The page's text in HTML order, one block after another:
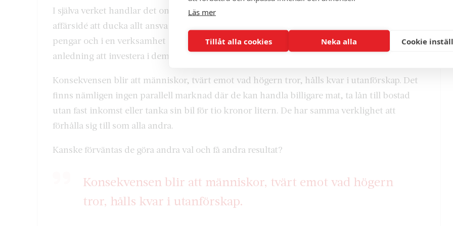
Läs mer
Tillåt alla cookies Neka alla Cookie
I själva verket handlar det om människor som arbetar för företag som gjort det till en
affärsidé att ducka allt ansvar som vanligtvis åligger en arbetsgivare. Ansvar kostar nämligen
pengar och i en verksamhet där varje arbetare ses som en slit- och slängvara så finns ingen
anledning att investera i dem.
Konsekvensen blir att människor, tvärt emot vad högern tror, hålls kvar i utanförskap. Det
finns nämligen ingen parallell marknad där de kan handla billigare mat, ta lån till bostad
utan fast inkomst eller tanka sin bil för tio kronor litern. De har samma verklighet att
förhålla sig till som alla andra.
Kanske förväntas de göra andra val och få andra resultat?
Konsekvensen blir att människor, tvärt emot vad högern
tror, hålls kvar i utanförskap.